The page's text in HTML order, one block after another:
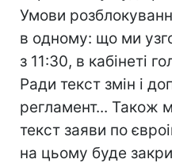
Умови
в одному: що ми
з 11:30, в кабінеті
Ради текст змін і
регламент... Також
текст заяви по
на цьому буде